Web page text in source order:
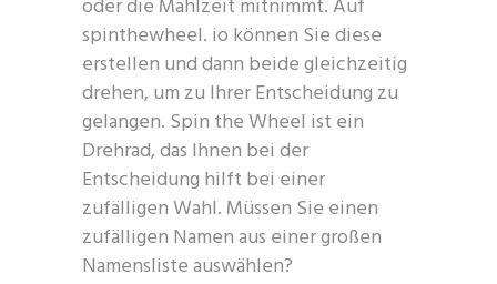
oder die Mahlzeit mitnimmt. Auf
spinthewheel. io können Sie diese
erstellen und dann beide gleichzeitig
drehen, um zu Ihrer Entscheidung zu
gelangen. Spin the Wheel ist ein
Drehrad, das Ihnen bei der
Entscheidung hilft bei einer
zufälligen Wahl. Müssen Sie einen
zufälligen Namen aus einer großen
Namensliste auswählen?